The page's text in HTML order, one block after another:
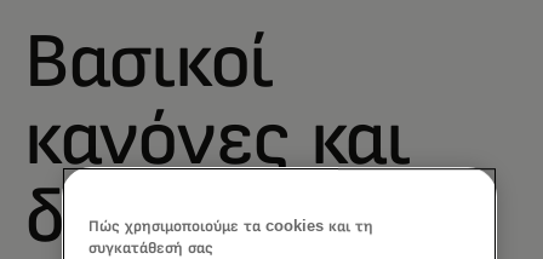
Βασικοί
κανόνες και
διαδικασίες
Πώς χρησιμοποιούμε τα cookies και τη
συγκατάθεσή σας